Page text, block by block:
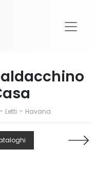
- Letti - Havana